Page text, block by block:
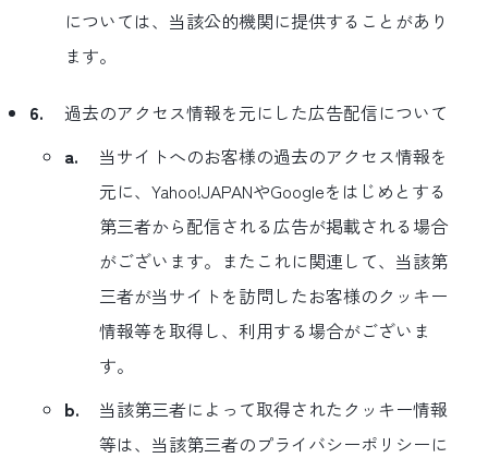
については、当該公的機関に提供することがあり
ます。
6.
過去のアクセス情報を元にした広告配信について
a.
当サイトへのお客様の過去のアクセス情報を
元に、Yahoo!JAPANやGoogleをはじめとする
第三者から配信される広告が掲載される場合
がございます。またこれに関連して、当該第
三者が当サイトを訪問したお客様のクッキー
情報等を取得し、利用する場合がございま
す。
b.
当該第三者によって取得されたクッキー情報
等は、当該第三者のプライバシーポリシーに